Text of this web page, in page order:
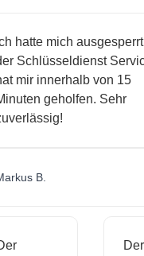
hatte mich ausgesperrt
Schlüsseldienst Service
mir innerhalb von 15
geholfen. Sehr
B.